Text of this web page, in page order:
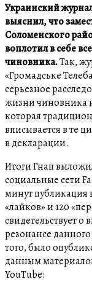
Украинский
выяснил, что
Соломенского
воплотил в себе
чиновника.Так,
«Громадське
серьезное
жизни чиновника
которая
вписывается в те
в декларации.
Итоги Гнап
социальные сети
минут публикация
«лайков» и 120
свидетельствует
резонансе
того, было
данным
YouTube: